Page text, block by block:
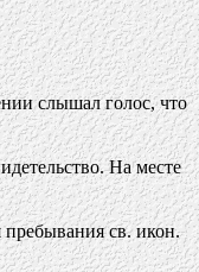
слышал голос, что
На месте
пребывания св. икон.